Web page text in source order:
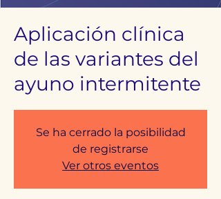
Aplicación clínica
de las variantes del
ayuno intermitente
Se ha cerrado la posibilidad
de registrarse
Ver otros eventos